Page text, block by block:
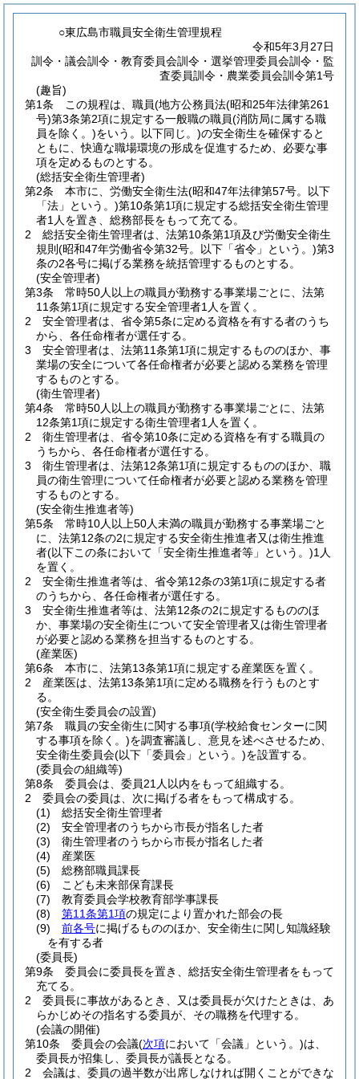
○東広島市職員安全衛生管理規程
令和5年3月27日
訓令・議会訓令・教育委員会訓令・選挙管理委員会訓令・監
査委員訓令・農業委員会訓令第1号
(趣旨)
第1条
この規程は、職員(地方公務員法(昭和25年法律第261
号)第3条第2項に規定する一般職の職員(消防局に属する職
員を除く。)をいう。以下同じ。)の安全衛生を確保すると
ともに、快適な職場環境の形成を促進するため、必要な事
項を定めるものとする。
(総括安全衛生管理者)
第2条
本市に、労働安全衛生法(昭和47年法律第57号。以下
「法」という。)第10条第1項に規定する総括安全衛生管理
者1人を置き、総務部長をもって充てる。
2
総括安全衛生管理者は、法第10条第1項及び労働安全衛生
規則 (昭和47年労働省令第32号。以下「省令」という。)第3
条の2各号に掲げる業務を統括管理するものとする。
(安全管理者)
第3条
常時50人以上の職員が勤務する事業場ごとに、法第
11条第1項に規定する安全管理者1人を置く。
2
安全管理者は、省令第5条に定める資格を有する者のうち
から、各任命権者が選任する。
3
安全管理者は、法第11条第1項に規定するもののほか、事
業場の安全について各任命権者が必要と認める業務を管理
するものとする。
(衛生管理者)
第4条
常時50人以上の職員が勤務する事業場ごとに、法第
12条第1項に規定する衛生管理者1人を置く。
2
衛生管理者は、省令第10条に定める資格を有する職員の
うちから、各任命権者が選任する。
3
衛生管理者は、法第12条第1項に規定するもののほか、職
員の衛生管理について任命権者が必要と認める業務を管理
するものとする。
(安全衛生推進者等)
第5条
常時10人以上50人未満の職員が勤務する事業場ごと
に、法第12条の2に規定する安全衛生推進者又は衛生推進
者(以下この条において「安全衛生推進者等」という。)1人
を置く。
2
安全衛生推進者等は、省令第12条の3第1項に規定する者
のうちから、各任命権者が選任する。
3
安全衛生推進者等は、法第12条の2に規定するもののほ
か、事業場の安全衛生について安全管理者又は衛生管理者
が必要と認める業務を担当するものとする。
(産業医)
第6条
本市に、法第13条第1項に規定する産業医を置く。
2
産業医は、法第13条第1項に定める職務を行うものとす
る。
(安全衛生委員会の設置)
第7条
職員の安全衛生に関する事項(学校給食センターに関
する事項を除く。)を調査審議し、意見を述べさせるため、
安全衛生委員会(以下「委員会」という。)を設置する。
(委員会の組織等)
第8条
委員会は、委員21人以内をもって組織する。
2
委員会の委員は、次に掲げる者をもって構成する。
(1)
総括安全衛生管理者
(2)
安全管理者のうちから市長が指名した者
(3)
衛生管理者のうちから市長が指名した者
(4)
産業医
(5)
総務部職員課長
(6)
こども未来部保育課長
(7)
教育委員会学校教育部学事課長
(8)
第11条第1項の規定により置かれた部会の長
(9)
前各号に掲げるもののほか、安全衛生に関し知識経験
を有する者
(委員長)
第9条
委員会に委員長を置き、総括安全衛生管理者をもって
充てる。
2
委員長に事故があるとき、又は委員長が欠けたときは、あ
らかじめその指名する委員が、その職務を代理する。
(会議の開催)
第10条
委員会の会議(次項において「会議」という。)は、
委員長が招集し、委員長が議長となる。
2
会議は、委員の過半数が出席しなければ開くことができな